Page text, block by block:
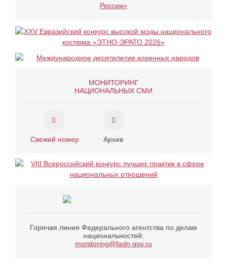
МОНИТОРИНГ
НАЦИОНАЛЬНЫХ СМИ
Свежий номер Архив
Горячая линия Федерального агентства по делам
национальностей:
monitoring@fadn.gov.ru